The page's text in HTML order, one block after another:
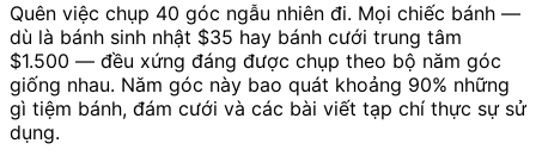
Quên việc chụp 40 góc ngẫu nhiên đi. Mọi chiếc bánh —
dù là bánh sinh nhật $35 hay bánh cưới trung tâm
$1.500 — đều xứng đáng được chụp theo bộ năm góc
giống nhau. Năm góc này bao quát khoảng 90% những
gì tiệm bánh, đám cưới và các bài viết tạp chí thực sự sử
dụng.